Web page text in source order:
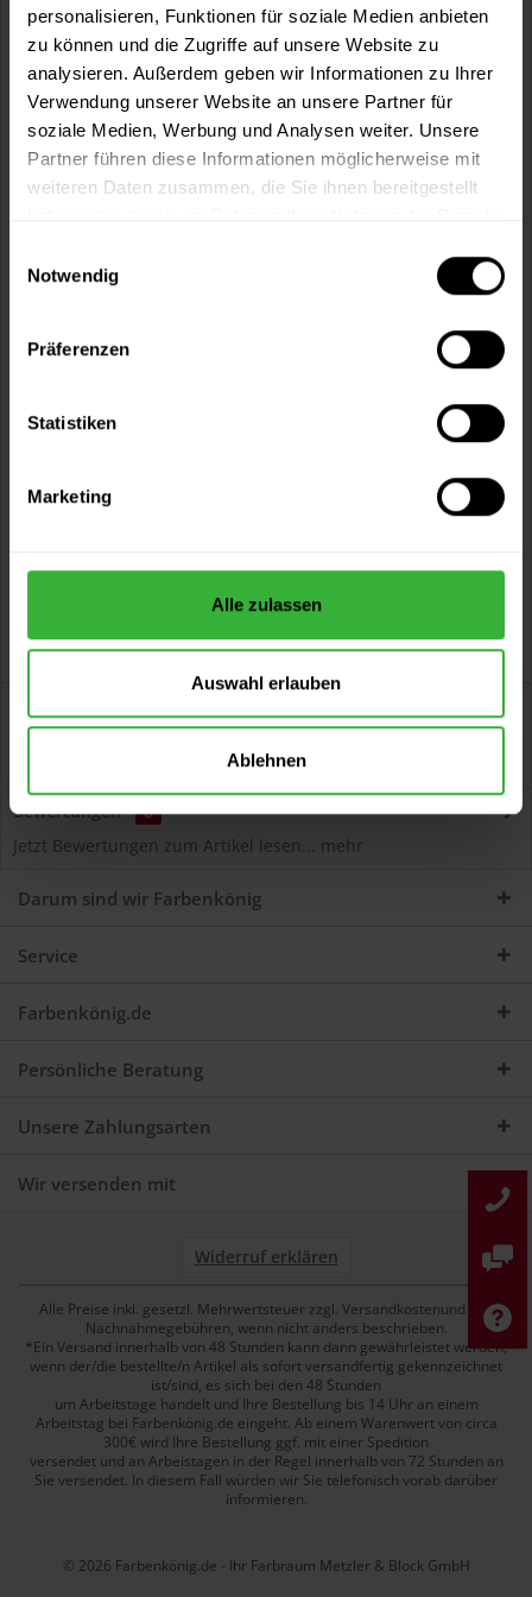
personalisieren, Funktionen für soziale Medien anbieten
zu können und die Zugriffe auf unsere Website zu
analysieren. Außerdem geben wir Informationen zu Ihrer
Verwendung unserer Website an unsere Partner für
soziale Medien, Werbung und Analysen weiter. Unsere
Partner führen diese Informationen möglicherweise mit
weiteren Daten zusammen, die Sie ihnen bereitgestellt
Notwendig
Präferenzen
Statistiken
Marketing
Alle zulassen
Auswahl erlauben
Ablehnen
Merken Fragen zum Artikel?
Sie möchten eine größere Menge kaufen
Versand innerhalb von 48h*
Flüssigkunststoff für innen und außen...
Bewertungen
0
Jetzt Bewertungen zum Artikel lesen... mehr
Darum sind wir Farbenkönig
Service
Farbenkönig.de
Persönliche Beratung
Unsere Zahlungsarten
Wir versenden mit
Widerruf erklären
Alle Preise inkl. gesetzl. Mehrwertsteuer zzgl. Versandkostenund ggf.
Nachnahmegebühren, wenn nicht anders beschrieben.
*Ein Versand innerhalb von 48 Stunden kann dann gewährleistet werden,
wenn der/die bestellte/n Artikel als sofort versandfertig gekennzeichnet
ist/sind, es sich bei den 48 Stunden
um Arbeitstage handelt und Ihre Bestellung bis 14 Uhr an einem
Arbeitstag bei Farbenkönig.de eingeht. Ab einem Warenwert von circa
300€ wird Ihre Bestellung ggf. mit einer Spedition
versendet und an Arbeistagen in der Regel innerhalb von 72 Stunden an
Sie versendet. In diesem Fall würden wir Sie telefonisch vorab darüber
informieren.
© 2026 Farbenkönig.de - Ihr Farbraum Metzler & Block GmbH